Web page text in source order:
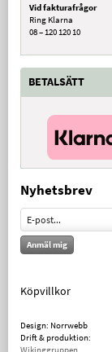
Vid fakturafrågor
Ring Klarna
08 – 120 120 10
BETALSÄTT
Nyhetsbrev
Anmäl mig
Köpvillkor
Design: Norrwebb
Drift & produktion:
Wikinggruppen